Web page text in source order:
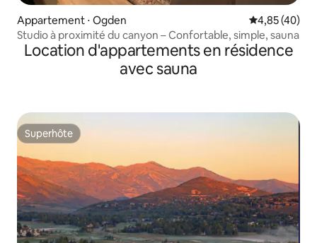
Appartement ⋅ Ogden Évaluation
4,85 (40)
Studio à proximité du canyon – Confortable, simple, sauna
Location d'appartements en résidence
avec sauna
Superhôte
Superhôte